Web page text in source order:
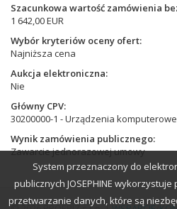
Szacunkowa wartość zamówienia
1 642,00 EUR
Wybór kryteriów oceny ofert
Najniższa cena
Aukcja elektroniczna
Nie
Główny CPV
30200000-1 - Urządzenia komputerowe
Wynik zamówienia publicznego
Zawarcie jednorazowej umowy
System przeznaczony do
publicznych JOSEPHINE
przetwarzanie danych, które są